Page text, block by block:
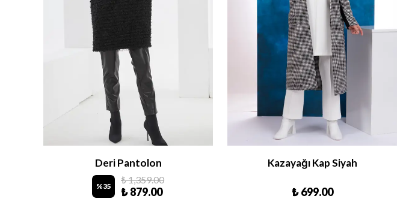
Deri Pantolon
%35
₺ 1,359.00
₺ 879.00
Kazayağı Kap Siyah
₺ 699.00